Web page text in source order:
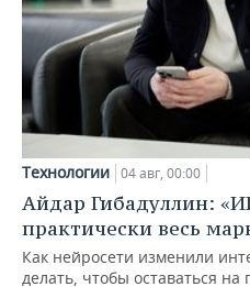
Технологии 04 авг, 00:00
Айдар Гибадуллин:
практически весь
Как нейросети изменили
делать, чтобы оставаться на